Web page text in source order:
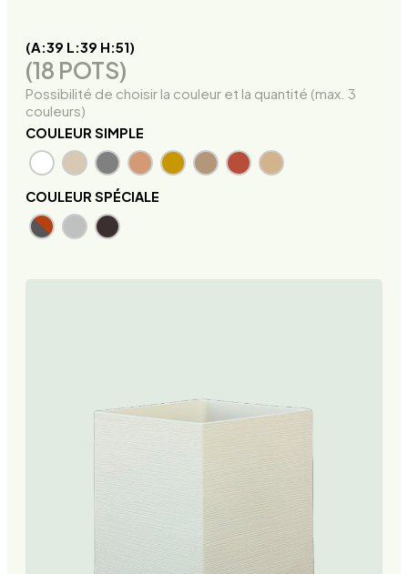
(A:39 L:39 H:51)
(18 POTS)
Possibilité de choisir la couleur et la quantité (max. 3
couleurs)
COULEUR SIMPLE
COULEUR SPÉCIALE